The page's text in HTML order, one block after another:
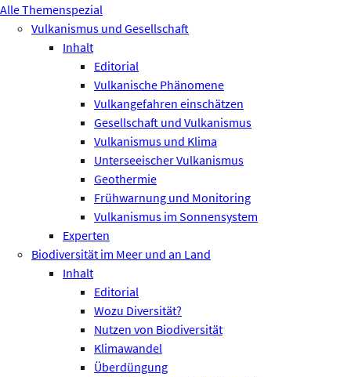
Alle Themenspezial
Vulkanismus und Gesellschaft
Inhalt
Editorial
Vulkanische Phänomene
Vulkangefahren einschätzen
Gesellschaft und Vulkanismus
Vulkanismus und Klima
Unterseeischer Vulkanismus
Geothermie
Frühwarnung und Monitoring
Vulkanismus im Sonnensystem
Experten
Biodiversität im Meer und an Land
Inhalt
Editorial
Wozu Diversität?
Nutzen von Biodiversität
Klimawandel
Überdüngung